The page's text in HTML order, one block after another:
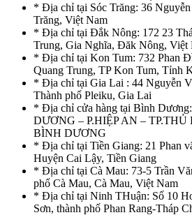
* Địa chỉ tại Sóc Trăng: 36
Trăng, Việt Nam
* Địa chỉ tại Đắk Nông: 172 23
Trung, Gia Nghĩa, Đăk Nông, Việt
* Địa chỉ tại Kon Tum: 732 Phan
Quang Trung, TP Kon Tum, Tỉnh
* Địa chỉ tại Gia Lai : 44 Nguyễn
Thành phố Pleiku, Gia Lai
* Địa chỉ cửa hàng tại Bình
DƯƠNG – P.HIỆP AN –
BÌNH DƯƠNG
* Địa chỉ tại Tiền Giang: 21 Phan
Huyện Cai Lậy, Tiền Giang
* Địa chỉ tại Cà Mau: 73-5 Trần
phố Cà Mau, Cà Mau, Việt Nam
* Địa chỉ tại Ninh THuận: Số 10
Sơn, thành phố Phan Rang-Tháp